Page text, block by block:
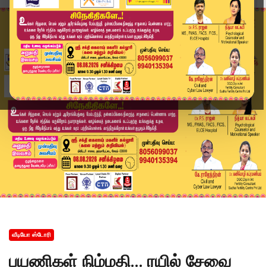
வீடியோ ஸ்டோரி
பயணிகள் நிம்மதி… ரயில் சேவை